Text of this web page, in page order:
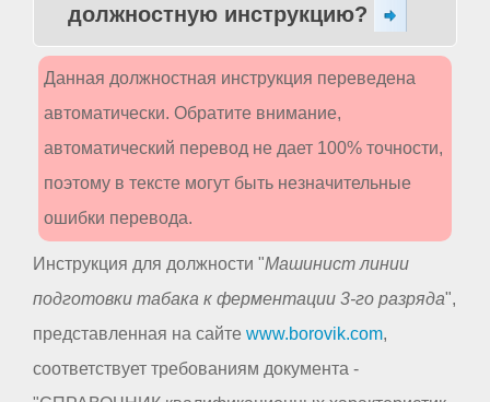
должностную инструкцию?
Данная должностная инструкция переведена
автоматически. Обратите внимание,
автоматический перевод не дает 100% точности,
поэтому в тексте могут быть незначительные
ошибки перевода.
Инструкция для должности "Машинист линии
подготовки табака к ферментации 3-го разряда",
представленная на сайте www.borovik.com,
соответствует требованиям документа -